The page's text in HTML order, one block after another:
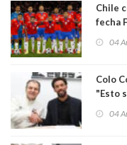
Chile
fecha
04
Colo
"Esto
04